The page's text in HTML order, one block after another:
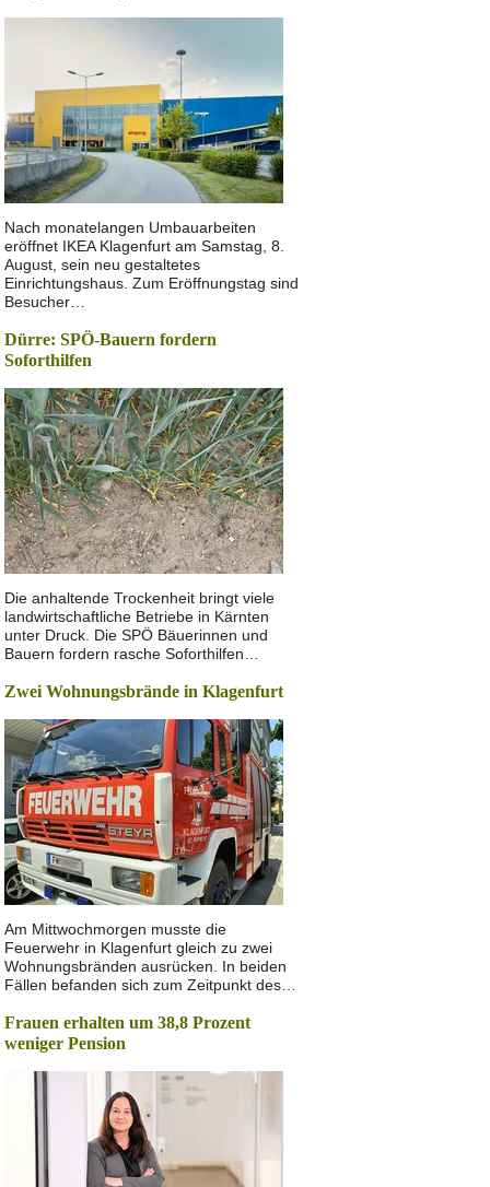
Nach monatelangen Umbauarbeiten
eröffnet IKEA Klagenfurt am Samstag, 8.
August, sein neu gestaltetes
Einrichtungshaus. Zum Eröffnungstag sind
Besucher…
Dürre: SPÖ-Bauern fordern
Soforthilfen
Die anhaltende Trockenheit bringt viele
landwirtschaftliche Betriebe in Kärnten
unter Druck. Die SPÖ Bäuerinnen und
Bauern fordern rasche Soforthilfen…
Zwei Wohnungsbrände in Klagenfurt
Am Mittwochmorgen musste die
Feuerwehr in Klagenfurt gleich zu zwei
Wohnungsbränden ausrücken. In beiden
Fällen befanden sich zum Zeitpunkt des…
Frauen erhalten um 38,8 Prozent
weniger Pension